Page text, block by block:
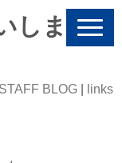
N
g
しま
STAFF BLOG
links